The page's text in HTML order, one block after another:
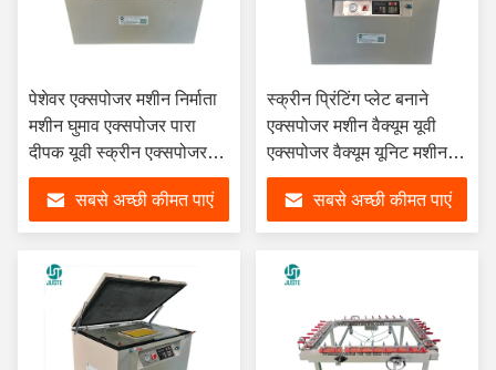
पेशेवर एक्सपोजर मशीन निर्माता
मशीन घुमाव एक्सपोजर पारा
दीपक यूवी स्क्रीन एक्सपोजर
मशीन
सबसे अच्छी कीमत पाएं
स्क्रीन प्रिंटिंग प्लेट बनाने
एक्सपोजर मशीन वैक्यूम यूवी
एक्सपोजर वैक्यूम यूनिट मशीन
स्क्रीन प्रिंटिंग के लिए
सबसे अच्छी कीमत पाएं